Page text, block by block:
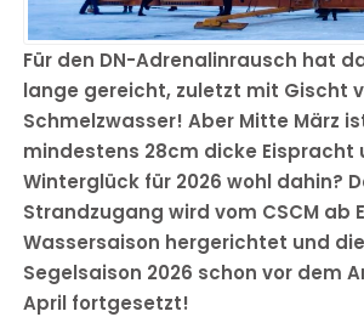
Für den DN-Adrenalinrausch hat
lange gereicht, zuletzt mit Gischt
Schmelzwasser! Aber Mitte März
mindestens 28cm dicke Eispracht
Winterglück für 2026 wohl dahin?
Strandzugang wird vom CSCM ab
Wassersaison hergerichtet und
Segelsaison 2026 schon vor dem
April fortgesetzt!